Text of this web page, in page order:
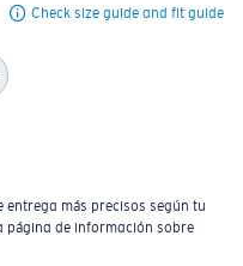
Check size guide and fit guide
más precisos según tu
página de información sobre